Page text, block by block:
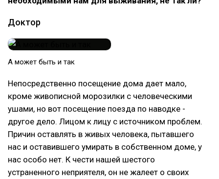
Доктор
А может быть и так
Непосредственно посещение дома дает мало,
кроме живописной морозилки с человеческими
ушами, но вот посещение поезда по наводке -
другое дело. Лицом к лицу с источником проблем.
Причин оставлять в живых человека, пытавшего
нас и оставившего умирать в собственном доме, у
нас особо нет. К чести нашей шестого
устраненного неприятеля, он не жалеет о своих